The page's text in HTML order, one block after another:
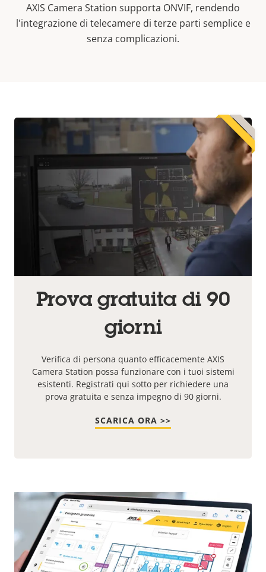
AXIS Camera Station supporta ONVIF, rendendo
l'integrazione di telecamere di terze parti semplice e
senza complicazioni.
Prova gratuita di 90
giorni
Verifica di persona quanto efficacemente AXIS
Camera Station possa funzionare con i tuoi sistemi
esistenti. Registrati qui sotto per richiedere una
prova gratuita e senza impegno di 90 giorni.
SCARICA ORA >>